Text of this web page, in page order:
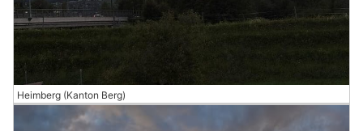
Heimberg (Kanton Berg)